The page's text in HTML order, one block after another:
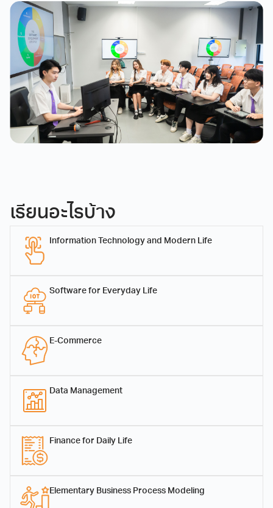
เรียนอะไรบ้าง
Information Technology and Modern Life
Software for Everyday Life
E-Commerce
Data Management
Finance for Daily Life
Elementary Business Process Modeling
1 ภาคการศึกษาปกติมีระยะเวลาศึกษาไม่น้อยกว่า 15
สัปดาห์
จำนวนหน่วยกิต ตลอดหลักสูตร
จำนวนหน่วยกิตรวมตลอดหลักสูตร ไม่น้อยกว่า 126
หน่วยกิต
ภาษาที่ใช้
2 ภาษา (ไทยและอังกฤษ)
ระยะเวลาการศึกษา
หลักสูตรระดับปริญญาตรี หลักสูตร 4 ปี
ภาคการศึกษาฤดูร้อน
เอกสารเกี่ยวกับหลักสูตร
โครงสร้างหลักสูตรวิทยา
ศาสตรบัณฑิต สาขาวิชาการ
...
โครงสร้าง หลักสูตรวิทยา
หลักสูตรปรับปรุง พ.ศ.2563
ผู้ช่วยศาสตราจารย์ ดร.ก
เจริญ
เลขานุการสาขาวิชาการจัดการ
รอบที่ 2: Quota
รอบที่ 3: Admission